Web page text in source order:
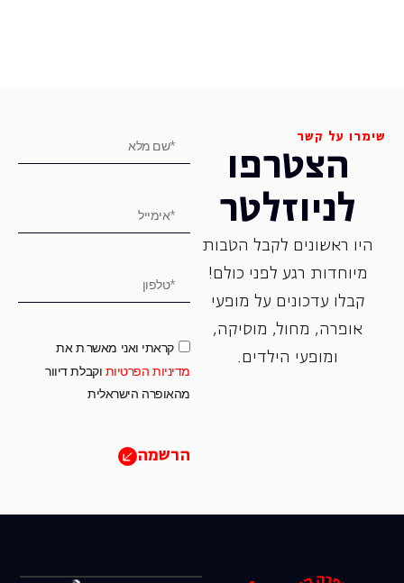
שימרו על קשר
הצטרפו
לניוזלטר
היו ראשונים לקבל הטבות
מיוחדות רגע לפני כולם!
קבלו עדכונים על מופעי
אופרה, ‏מחול, ‏מוסיקה,
ומופעי הילדים.
קראתי ואני מאשר.ת את
מדיניות הפרטיות וקבלת דיוור
מהאופרה הישראלית
הרשמה